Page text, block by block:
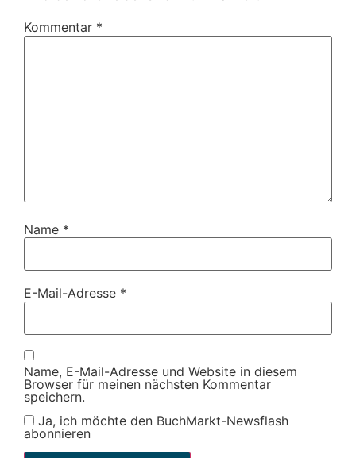
Kommentar *
Name *
E-Mail-Adresse *
Name, E-Mail-Adresse und Website in diesem
Browser für meinen nächsten Kommentar
speichern.
Ja, ich möchte den BuchMarkt-Newsflash
abonnieren